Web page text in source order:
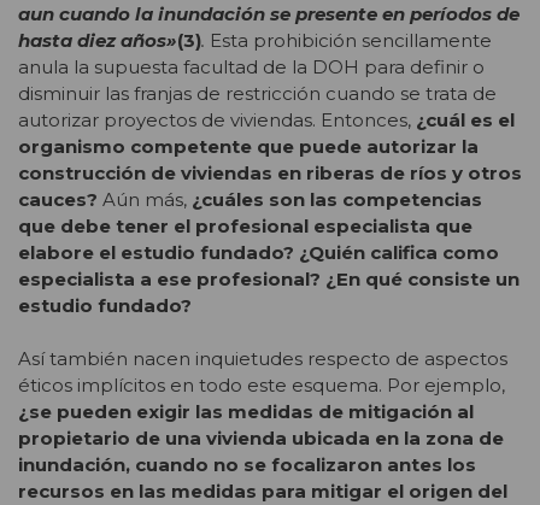
aun cuando la inundación se presente en períodos de
hasta diez años»(3). Esta prohibición sencillamente
anula la supuesta facultad de la DOH para definir o
disminuir las franjas de restricción cuando se trata de
autorizar proyectos de viviendas. Entonces, ¿cuál es el
organismo competente que puede autorizar la
construcción de viviendas en riberas de ríos y otros
cauces? Aún más, ¿cuáles son las competencias
que debe tener el profesional especialista que
elabore el estudio fundado? ¿Quién califica como
especialista a ese profesional? ¿En qué consiste un
estudio fundado?
Así también nacen inquietudes respecto de aspectos
éticos implícitos en todo este esquema. Por ejemplo,
¿se pueden exigir las medidas de mitigación al
propietario de una vivienda ubicada en la zona de
inundación, cuando no se focalizaron antes los
recursos en las medidas para mitigar el origen del